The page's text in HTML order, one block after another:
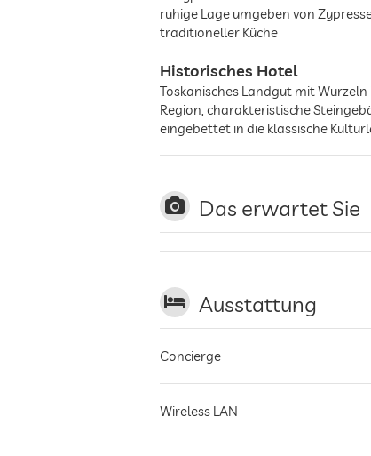
ruhige Lage umgeben von
traditioneller Küche
Historisches Hotel
Toskanisches Landgut mit
Region, charakteristische
eingebettet in die klassische
Das erwartet Sie
Ausstattung
Concierge
Wireless LAN